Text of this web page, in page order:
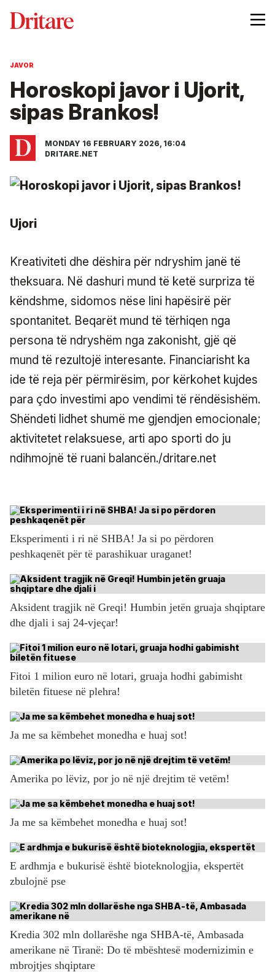
JAVOR
Horoskopi javor i Ujorit,
sipas Brankos!
MONDAY 16 FEBRUARY 2026, 16:04
DRITARE.NET
Ujori
Kreativiteti dhe dëshira për ndryshim janë të
theksuara. Në dashuri mund të ketë surpriza të
këndshme, sidomos nëse lini hapësirë për
spontanitet. Beqarët mund të tërhiqen nga
persona të ndryshëm nga zakonisht, gjë që
mund të rezultojë interesante. Financiarisht ka
ide të reja për përmirësim, por kërkohet kujdes
para çdo investimi apo vendimi të rëndësishëm.
Shëndeti lidhet shumë me gjendjen emocionale;
aktivitetet relaksuese, arti apo sporti do ju
ndihmojnë të ruani balancën./dritare.net
Eksperimenti i ri në SHBA! Ja si po përdoren
peshkaqenët për të parashikuar uraganet!
Aksident tragjik në Greqi! Humbin jetën gruaja shqiptare
dhe djali i saj 24-vjeçar!
Fitoi 1 milion euro në lotari, gruaja hodhi gabimisht
biletën fituese në plehra!
Ja me sa këmbehet monedha e huaj sot!
Amerika po lëviz, por jo në një drejtim të vetëm!
Ja me sa këmbehet monedha e huaj sot!
E ardhmja e bukurisë është bioteknologjia, ekspertët
zbulojnë pse
Kredia 302 mln dollarëshe nga SHBA-të, Ambasada
amerikane në Tiranë: Do të mbështesë modernizimin e
mbrojtjes shqiptare